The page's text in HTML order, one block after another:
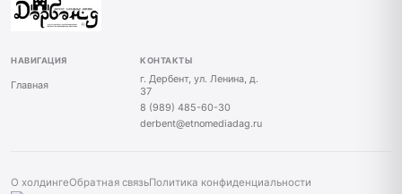
НАВИГАЦИЯ
Главная
КОНТАКТЫ
г. Дербент, ул. Ленина, д.
37
8 (989) 485-60-30
derbent@etnomediadag.ru
О холдингеОбратная связьПолитика конфиденциальности